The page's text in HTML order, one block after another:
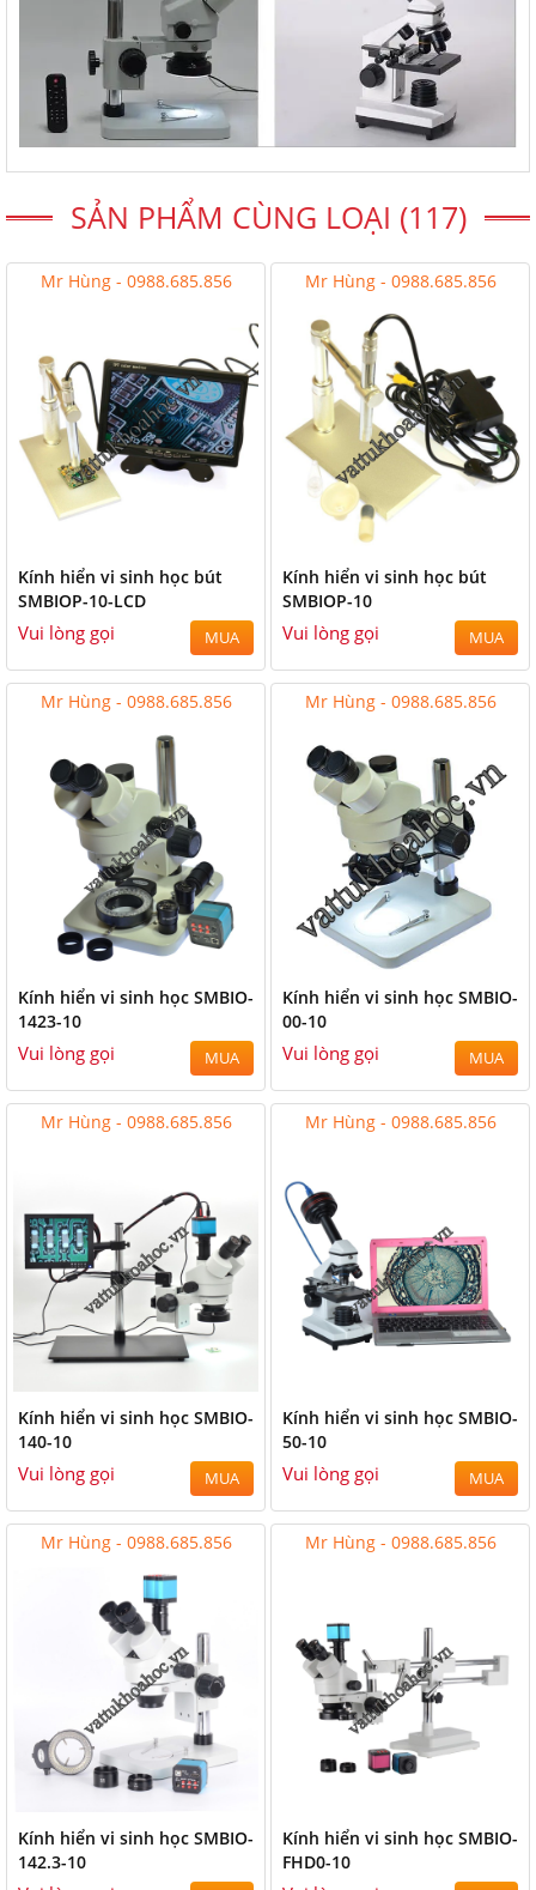
SẢN PHẨM CÙNG LOẠI (117)
Mr Hùng - 0988.685.856
Kính hiển vi sinh học bút
SMBIOP-10-LCD
Vui lòng gọi MUA
Mr Hùng - 0988.685.856
Kính hiển vi sinh học bút
SMBIOP-10
Vui lòng gọi MUA
Mr Hùng - 0988.685.856
Kính hiển vi sinh học SMBIO-
1423-10
Vui lòng gọi MUA
Mr Hùng - 0988.685.856
Kính hiển vi sinh học SMBIO-
00-10
Vui lòng gọi MUA
Mr Hùng - 0988.685.856
Kính hiển vi sinh học SMBIO-
140-10
Vui lòng gọi MUA
Mr Hùng - 0988.685.856
Kính hiển vi sinh học SMBIO-
50-10
Vui lòng gọi MUA
Mr Hùng - 0988.685.856
Kính hiển vi sinh học SMBIO-
142.3-10
Mr Hùng - 0988.685.856
Kính hiển vi sinh học SMBIO-
FHD0-10